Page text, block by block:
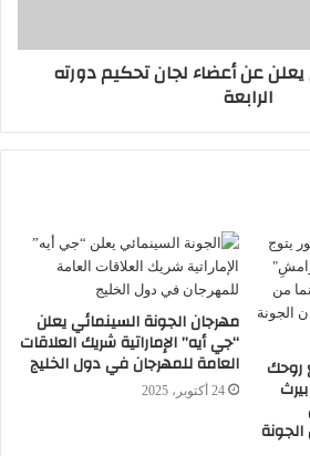
يعلن عن أعضاء لجان تحكيم دورته
الرابعة
روحك
مهرجان الجونة السينمائي يعلن
“جي أيه” الإماراتية شريك العلاقات
العامة للمهرجان في دول الخليج
24 أكتوبر، 2025